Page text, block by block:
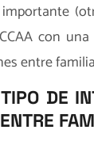
con
entre
DE